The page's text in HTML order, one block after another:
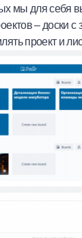
мы для себя
– доски с
проект и